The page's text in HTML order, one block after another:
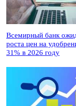
Всемирный банк
роста цен на
31% в 2026 году